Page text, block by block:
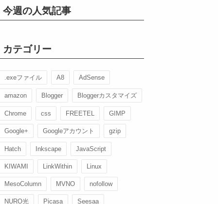
今週の人気記事
カテゴリー
.exeファイル A8 AdSense
amazon Blogger Bloggerカスタマイズ
Chrome css FREETEL GIMP
Google+ Googleアカウント gzip
Hatch Inkscape JavaScript
KIWAMI LinkWithin Linux
MesoColumn MVNO nofollow
NURO光 Picasa Seesaa